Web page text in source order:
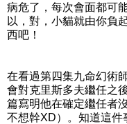
病危了，每次會面都可
以，對，小貓就由你負
西吧！
在看過第四集九命幻術
會對克里斯多夫繼任之
篇寫明他在確定繼任者
不想幹XD）。知道這件